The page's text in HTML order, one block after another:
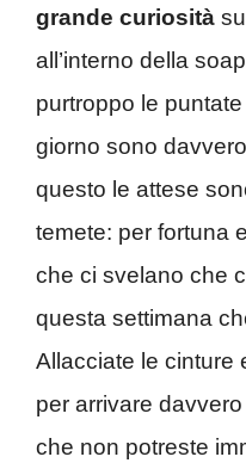
grande curiosità
all’interno della
purtroppo le
giorno sono
questo le attese
temete: per fortuna
che ci svelano che
questa settimana
Allacciate le cinture
per arrivare
che non potreste